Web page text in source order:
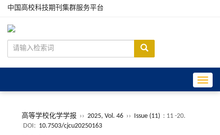
中国高校科技期刊集群服务平台
高等学校化学学报 ›› 2025, Vol. 46 ›› Issue (11) : 11 -20.
DOI: 10.7503/cjcu20250163